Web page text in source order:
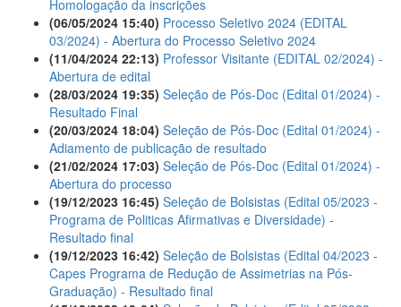
Homologação da inscrições
(06/05/2024 15:40) Processo Seletivo 2024 (EDITAL
03/2024) - Abertura do Processo Seletivo 2024
(11/04/2024 22:13) Professor Visitante (EDITAL 02/2024) -
Abertura de edital
(28/03/2024 19:35) Seleção de Pós-Doc (Edital 01/2024) -
Resultado Final
(20/03/2024 18:04) Seleção de Pós-Doc (Edital 01/2024) -
Adiamento de publicação de resultado
(21/02/2024 17:03) Seleção de Pós-Doc (Edital 01/2024) -
Abertura do processo
(19/12/2023 16:45) Seleção de Bolsistas (Edital 05/2023 -
Programa de Politicas Afirmativas e Diversidade) -
Resultado final
(19/12/2023 16:42) Seleção de Bolsistas (Edital 04/2023 -
Capes Programa de Redução de Assimetrias na Pós-
Graduação) - Resultado final